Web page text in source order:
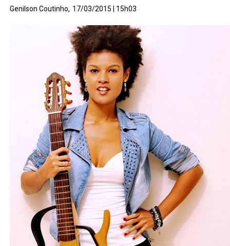
Genilson Coutinho, 17/03/2015 | 15h03